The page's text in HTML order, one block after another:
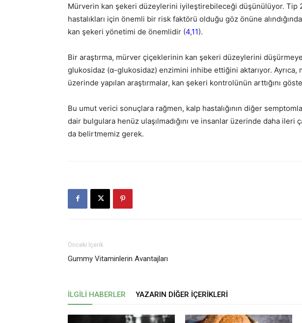
Mürverin kan şekeri düzeylerini iyileştirebileceği düşünülüyor. Tip
hastalıkları için önemli bir risk faktörü olduğu göz önüne
kan şekeri yönetimi de önemlidir (4,11).
Bir araştırma, mürver çiçeklerinin kan şekeri düzeylerini
glukosidaz (α-glukosidaz) enzimini inhibe ettiğini aktarıyor.
üzerinde yapılan araştırmalar, kan şekeri kontrolünün arttığını
Bu umut verici sonuçlara rağmen, kalp hastalığının diğer
dair bulgulara henüz ulaşılmadığını ve insanlar üzerinde daha ileri
da belirtmemiz gerek.
Önceki İçerik
Gummy Vitaminlerin Avantajları
İLGILI HABERLER YAZARIN DIĞER İÇERIKLERI